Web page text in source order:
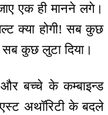
एक ही मानने लगे।
क्या होगी! सब कुछ
सब कुछ लुटा दिया।
और बच्चे के कम्बाइन्ड
अथॉरिटी के बदले